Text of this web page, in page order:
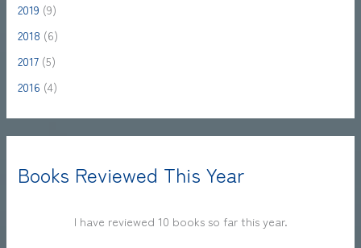
2019 (9)
2018 (6)
2017 (5)
2016 (4)
Books Reviewed This Year
I have reviewed 10 books so far this year.